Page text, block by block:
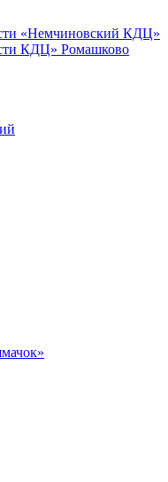
«Немчиновский КДЦ»
КДЦ» Ромашково